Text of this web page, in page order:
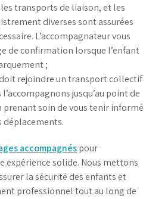
transports de liaison, et les
diverses sont assurées
L’accompagnateur vous
de confirmation lorsque l’enfant
;
rejoindre un transport collectif
l’accompagnons jusqu’au point de
soin de vous tenir informé
déplacements.
accompagnéspour
expérience solide. Nous mettons
la sécurité des enfants et
professionnel tout au long de